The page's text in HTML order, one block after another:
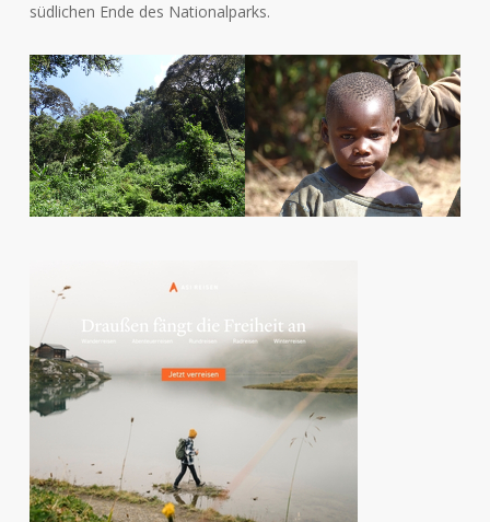
südlichen Ende des Nationalparks.